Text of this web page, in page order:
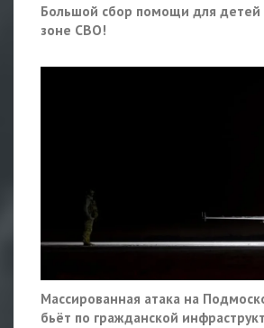
Большой сбор помощи для детей
зоне СВО!
Массированная атака на
бьёт по гражданской